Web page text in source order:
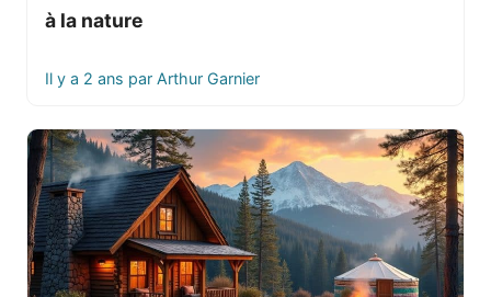
à la nature
Il y a 2 ans par Arthur Garnier